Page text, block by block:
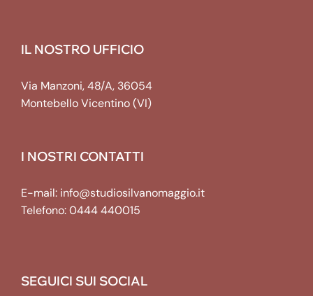
IL NOSTRO UFFICIO
Via Manzoni, 48/A, 36054
Montebello Vicentino (VI)
I NOSTRI CONTATTI
E-mail: info@studiosilvanomaggio.it
Telefono:0444 440015
SEGUICI SUI SOCIAL